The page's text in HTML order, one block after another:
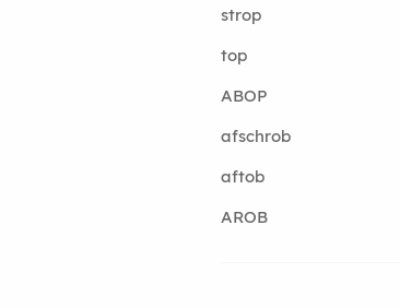
strop
top
ABOP
afschrob
aftob
AROB